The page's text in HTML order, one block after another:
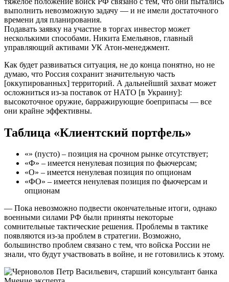
выполнить невозможную задачу — и не имели достаточного
времени для планирования.
Подавать заявку на участие в торгах инвестор может
несколькими способами. Никита Емельянов, главный
управляющий активами УК Атон-менеджмент.
Как будет развиваться ситуация, не до конца понятно, но не
думаю, что Россия сохранит значительную часть
[оккупированных] территорий. А дальнейший захват может
осложниться из-за поставок от НАТО [в Украину]:
высокоточное оружие, барражирующие боеприпасы — все
они крайне эффективны.
Таблица «Клиентский портфель»
«» (пусто) – позиция на срочном рынке отсутствует;
«Ф» – имеется ненулевая позиция по фьючерсам;
«О» – имеется ненулевая позиция по опционам
«ФО» – имеется ненулевая позиция по фьючерсам и
опционам
— Пока невозможно подвести окончательные итоги, однако
военными силами РФ были приняты некоторые
сомнительные тактические решения. Проблемы в тактике
появляются из-за проблем в стратегии. Возможно,
большинство проблем связано с тем, что войска России не
знали, что будут участвовать в войне, и не готовились к этому.